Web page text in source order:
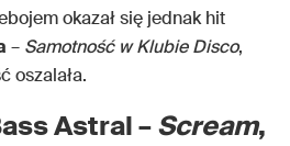
okazał się jednak hit
– Samotność w Klubie Disco,
oszalała.
Astral –Scream,